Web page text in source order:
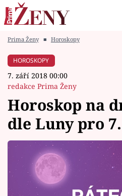
Módní alarm
Témata
Celebrity
Vztahy
Prima Ženy ■ Horoskopy
HOROSKOPY
7. září 2018 00:00
redakce Prima Ženy
Horoskop na
dle Luny pro